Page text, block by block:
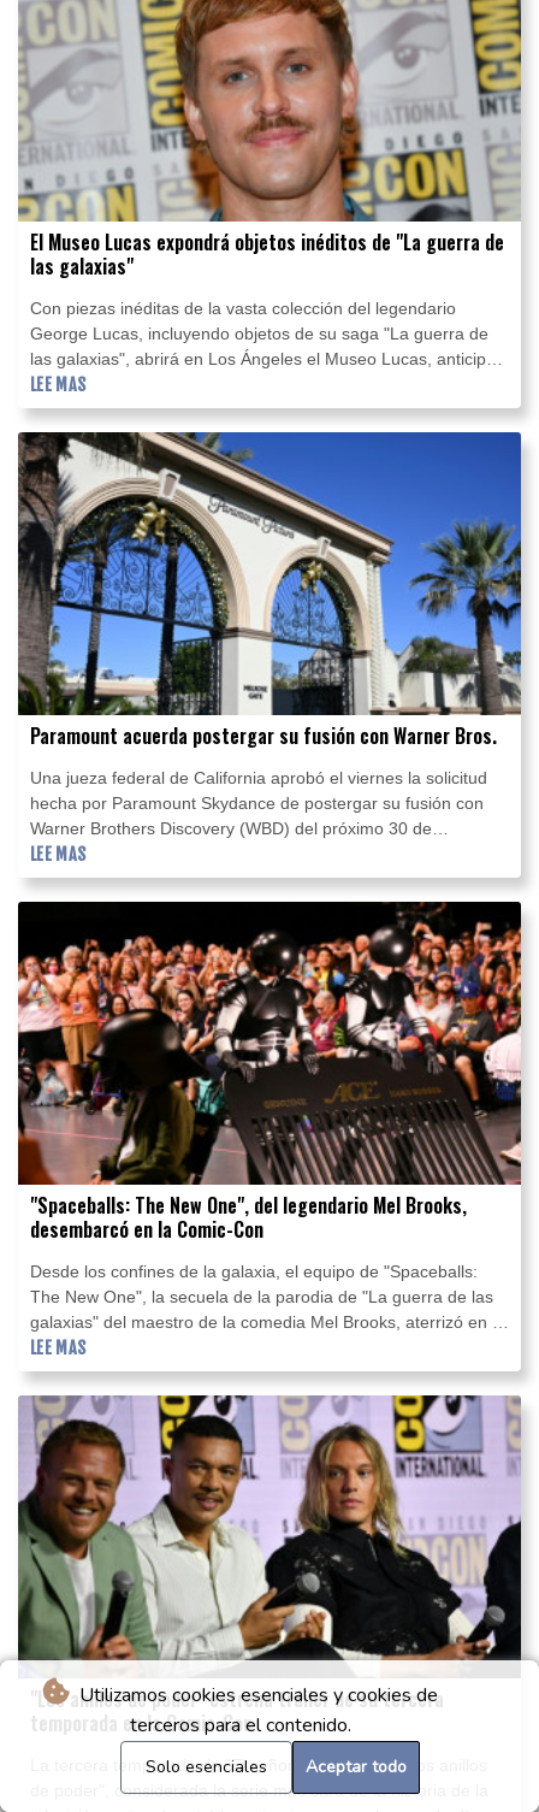
Utilizamos cookies esenciales y cookies de
terceros para el contenido.
Solo esenciales Aceptar todo
El Museo Lucas expondrá objetos inéditos de "La guerra de
las galaxias"
Con piezas inéditas de la vasta colección del legendario
George Lucas, incluyendo objetos de su saga "La guerra de
las galaxias", abrirá en Los Ángeles el Museo Lucas, anticipó
su curador, Ryan Linkof.
LEE MAS
Paramount acuerda postergar su fusión con Warner Bros.
Una jueza federal de California aprobó el viernes la solicitud
hecha por Paramount Skydance de postergar su fusión con
Warner Brothers Discovery (WBD) del próximo 30 de
septiembre al 1 de junio de 2027.
LEE MAS
"Spaceballs: The New One", del legendario Mel Brooks,
desembarcó en la Comic-Con
Desde los confines de la galaxia, el equipo de "Spaceballs:
The New One", la secuela de la parodia de "La guerra de las
galaxias" del maestro de la comedia Mel Brooks, aterrizó en la
Comic-Con este viernes en San Diego.
LEE MAS
"Los anillos de poder" estrena tráiler de su tercera
temporada en la Comic-Con
La tercera temporada de "El señor de los anillos: Los anillos
de poder", considerada la serie más cara de la historia de la